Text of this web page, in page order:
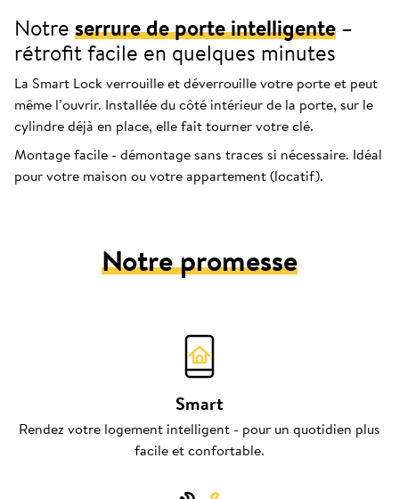
Notre serrure de porte intelligente –
rétrofit facile en quelques minutes
La Smart Lock verrouille et déverrouille votre porte et peut
même l’ouvrir. Installée du côté intérieur de la porte, sur le
cylindre déjà en place, elle fait tourner votre clé.
Montage facile - démontage sans traces si nécessaire. Idéal
pour votre maison ou votre appartement (locatif).
Notre promesse
Smart
Rendez votre logement intelligent - pour un quotidien plus
facile et confortable.